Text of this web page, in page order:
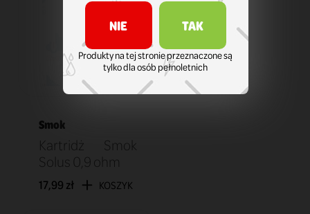
Smok
Kartridż Smok
Solus 0,9 ohm
17,99 zł KOSZYK
NIE TAK
Produkty na tej stronie przeznaczone są
tylko dla osób pełnoletnich